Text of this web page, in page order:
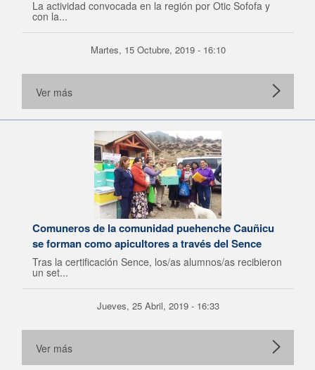
La actividad convocada en la región por Otic Sofofa y
con la...
Martes, 15 Octubre, 2019 - 16:10
Ver más
Comuneros de la comunidad puehenche Cauñicu
se forman como apicultores a través del Sence
Tras la certificación Sence, los/as alumnos/as recibieron
un set...
Jueves, 25 Abril, 2019 - 16:33
Ver más